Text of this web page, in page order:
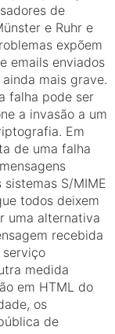
de
e Ruhr e
expõem
emails enviados
mais grave.
falha pode ser
a invasão a um
Em
de uma falha
S/MIME
todos deixem
uma alternativa
recebida
serviço
medida
em HTML do
os
de